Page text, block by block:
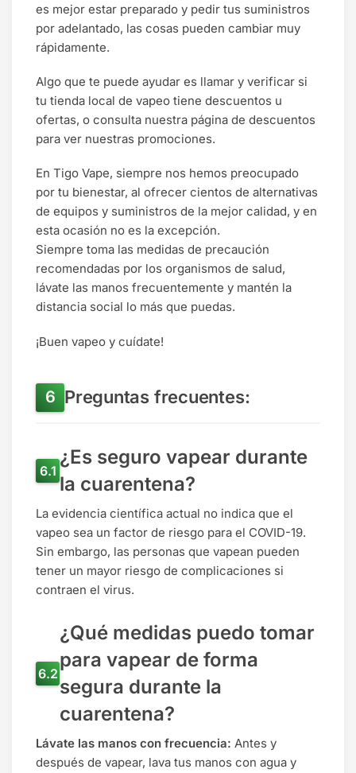
es mejor estar preparado y pedir tus suministros
por adelantado, las cosas pueden cambiar muy
rápidamente.
Algo que te puede ayudar es llamar y verificar si
tu tienda local de vapeo tiene descuentos u
ofertas, o consulta nuestra página de descuentos
para ver nuestras promociones.
En Tigo Vape, siempre nos hemos preocupado
por tu bienestar, al ofrecer cientos de alternativas
de equipos y suministros de la mejor calidad, y en
esta ocasión no es la excepción.
Siempre toma las medidas de precaución
recomendadas por los organismos de salud,
lávate las manos frecuentemente y mantén la
distancia social lo más que puedas.
¡Buen vapeo y cuídate!
Preguntas frecuentes:
¿Es seguro vapear durante
la cuarentena?
La evidencia científica actual no indica que el
vapeo sea un factor de riesgo para el COVID-19.
Sin embargo, las personas que vapean pueden
tener un mayor riesgo de complicaciones si
contraen el virus.
¿Qué medidas puedo tomar
para vapear de forma
segura durante la
cuarentena?
Lávate las manos con frecuencia: Antes y
después de vapear, lava tus manos con agua y